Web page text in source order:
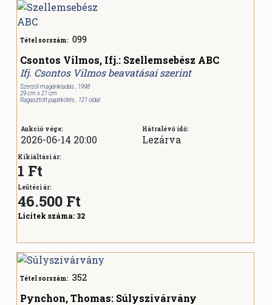
Tétel sorszám: 099
Csontos Vilmos, Ifj.: Szellemsebész ABC
Ifj. Csontos Vilmos beavatásai szerint
Szerzői magánkiadás , 1998
29 cm x 21 cm
Ragasztott papírkötés , 121 oldal
Aukció vége:
2026-06-14 20:00
Hátralévő idő:
Lezárva
Kikiáltási ár:
1 Ft
Leütési ár:
46.500 Ft
Licitek száma: 32
Tétel sorszám: 352
Pynchon, Thomas: Súlyszivárvány